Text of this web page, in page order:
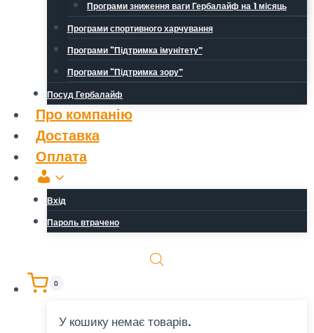
Програми зниження ваги Гербалайф на 1 місяць
Програми спортивного харчування
Програми “Підтримка імунітету”
Програми “Підтримка зору”
Посуд Гербалайф
Про компанію
Доставка
Оплата
Обліковий
запис
Вхід
Пароль втрачено
0
У кошику немає товарів.